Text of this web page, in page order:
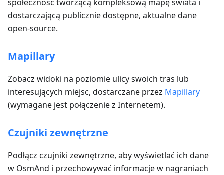
społeczność tworzącą kompleksową mapę świata i
dostarczającą publicznie dostępne, aktualne dane
open-source.
Mapillary
Zobacz widoki na poziomie ulicy swoich tras lub
interesujących miejsc, dostarczane przez Mapillary
(wymagane jest połączenie z Internetem).
Czujniki zewnętrzne
Podłącz czujniki zewnętrzne, aby wyświetlać ich dane
w OsmAnd i przechowywać informacje w nagraniach